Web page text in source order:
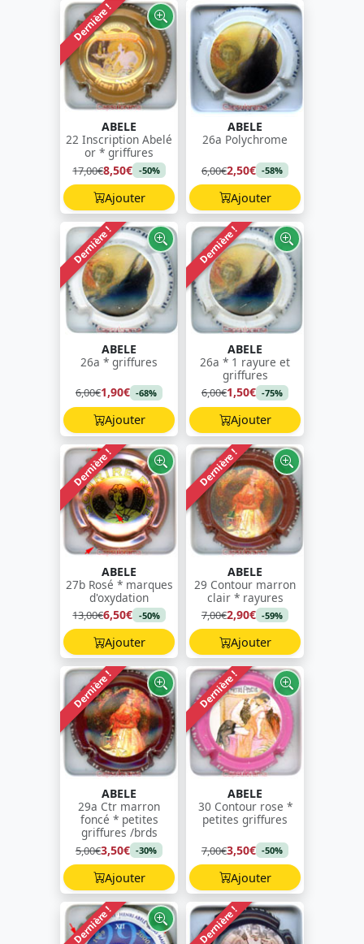
Dernière !
ABELE
22 Inscription Abelé
or * griffures
17,00€8,50€ -50%
Ajouter
ABELE
26a Polychrome
6,00€2,50€ -58%
Ajouter
Dernière !
ABELE
26a * griffures
6,00€1,90€ -68%
Ajouter
Dernière !
ABELE
26a * 1 rayure et
griffures
6,00€1,50€ -75%
Ajouter
Dernière !
ABELE
27b Rosé * marques
d'oxydation
13,00€6,50€ -50%
Ajouter
Dernière !
ABELE
29 Contour marron
clair * rayures
7,00€2,90€ -59%
Ajouter
Dernière !
ABELE
29a Ctr marron
foncé * petites
griffures /brds
5,00€3,50€ -30%
Ajouter
Dernière !
ABELE
30 Contour rose *
petites griffures
7,00€3,50€ -50%
Ajouter
Dernière ! Dernière !